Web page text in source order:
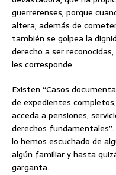
guerrerenses, porque
altera, además de
también se golpea la
derecho a ser
les corresponde.
Existen “Casos
de expedientes
acceda a pensiones,
derechos
lo hemos escuchado de
algún familiar y hasta
garganta.